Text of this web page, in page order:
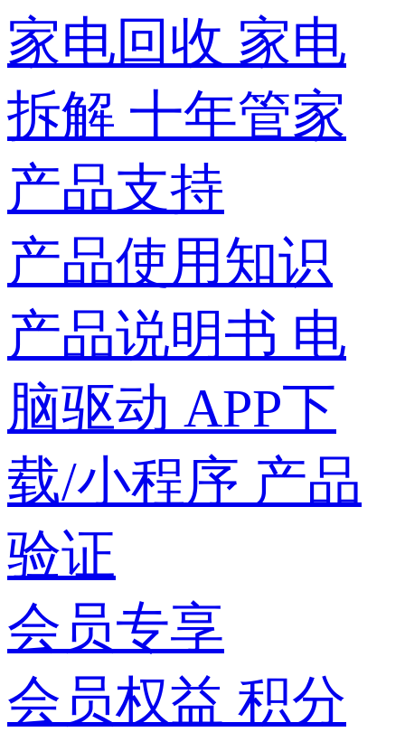
家电回收 家电
拆解 十年管家
产品支持
产品使用知识
产品说明书 电
脑驱动 APP下
载/小程序 产品
验证
会员专享
会员权益 积分